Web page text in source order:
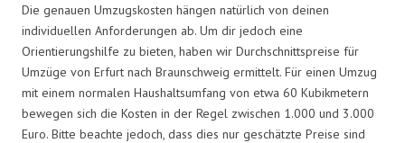
Die genauen Umzugskosten hängen natürlich von deinen
individuellen Anforderungen ab. Um dir jedoch eine
Orientierungshilfe zu bieten, haben wir Durchschnittspreise für
Umzüge von Erfurt nach Braunschweig ermittelt. Für einen Umzug
mit einem normalen Haushaltsumfang von etwa 60 Kubikmetern
bewegen sich die Kosten in der Regel zwischen 1.000 und 3.000
Euro. Bitte beachte jedoch, dass dies nur geschätzte Preise sind